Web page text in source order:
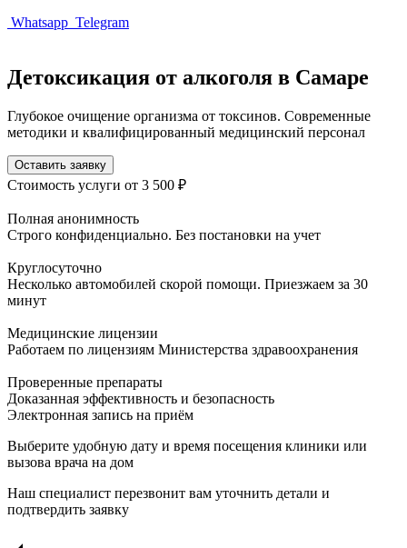
Whatsapp Telegram
Детоксикация от алкоголя в Самаре
Глубокое очищение организма от токсинов. Современные
методики и квалифицированный медицинский персонал
Оставить заявку
Стоимость услуги от 3 500 ₽
Полная анонимность
Строго конфиденциально. Без постановки на учет
Круглосуточно
Несколько автомобилей скорой помощи. Приезжаем за 30
минут
Медицинские лицензии
Работаем по лицензиям Министерства здравоохранения
Проверенные препараты
Доказанная эффективность и безопасность
Электронная запись на приём
Выберите удобную дату и время посещения клиники или
вызова врача на дом
Наш специалист перезвонит вам уточнить детали и
подтвердить заявку